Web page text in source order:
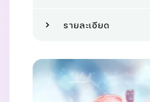
รายละเอียด